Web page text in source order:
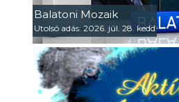
Balatoni Mozaik
Utolsó adás: 2026. júl. 28. kedd